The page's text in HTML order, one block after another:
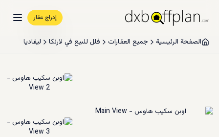
إدراج عقار
الصفحة الرئيسية جميع العقارات فلل للبيع في لارنكا ليفاديا